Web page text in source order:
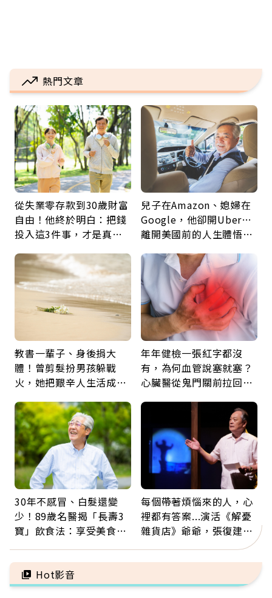
熱門文章
從失業零存款到30歲財富
自由！他終於明白：把錢
投入這3件事，才是真正
兒子在Amazon、媳婦在
Google，他卻開Uber…
離開美國前的人生體悟：
教書一輩子、身後捐大
體！曾剪髮扮男孩躲戰
火，她把艱辛人生活成風
福
年年健檢一張紅字都沒
有，為何血管說塞就塞？
心臟醫從鬼門關前拉回病
30年不感冒、白髮還變
少！89歲名醫揭「長壽3
寶」飲食法：享受美食不
每個帶著煩惱來的人，心
裡都有答案...演活《解憂
雜貨店》爺爺，張復建：
放下執著不是認輸，而是
善待自己
Hot影音